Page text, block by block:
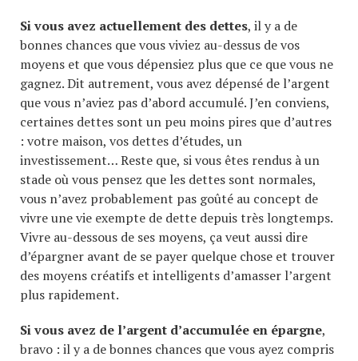
Si vous avez actuellement des dettes, il y a de
bonnes chances que vous viviez au-dessus de vos
moyens et que vous dépensiez plus que ce que vous ne
gagnez. Dit autrement, vous avez dépensé de l’argent
que vous n’aviez pas d’abord accumulé. J’en conviens,
certaines dettes sont un peu moins pires que d’autres
: votre maison, vos dettes d’études, un
investissement… Reste que, si vous êtes rendus à un
stade où vous pensez que les dettes sont normales,
vous n’avez probablement pas goûté au concept de
vivre une vie exempte de dette depuis très longtemps.
Vivre au-dessous de ses moyens, ça veut aussi dire
d’épargner avant de se payer quelque chose et trouver
des moyens créatifs et intelligents d’amasser l’argent
plus rapidement.
Si vous avez de l’argent d’accumulée en épargne,
bravo : il y a de bonnes chances que vous ayez compris